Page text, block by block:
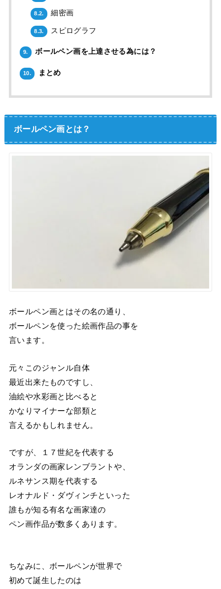
8.2. 細密画
8.3. スピログラフ
9. ボールペン画を上達させる為には？
10. まとめ
ボールペン画とは？
ボールペン画とはその名の通り、
ボールペンを使った絵画作品の事を
言います。
元々このジャンル自体
最近出来たものですし、
油絵や水彩画と比べると
かなりマイナーな部類と
言えるかもしれません。
ですが、１７世紀を代表する
オランダの画家レンブラントや、
ルネサンス期を代表する
レオナルド・ダヴィンチといった
誰もが知る有名な画家達の
ペン画作品が数多くあります。
ちなみに、ボールペンが世界で
初めて誕生したのは